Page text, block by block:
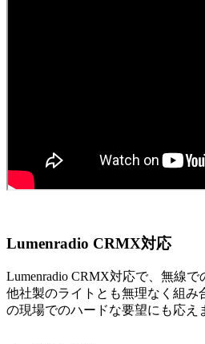
Lumenradio CRMX対応
Lumenradio CRMX対応で、無線で
他社製のライトとも無理なく組み
の現場でのハードな要望にも応え